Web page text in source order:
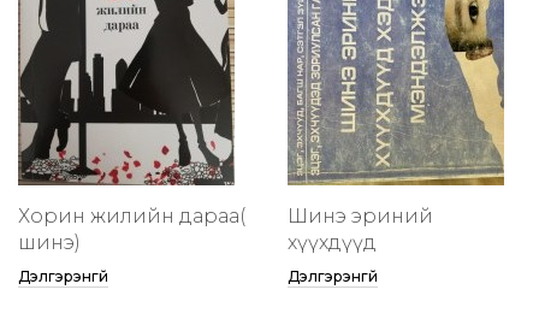
Хорин жилийн дараа(
шинэ)
Дэлгэрэнгүй
Шинэ эриний
хүүхдүүд
Дэлгэрэнгүй